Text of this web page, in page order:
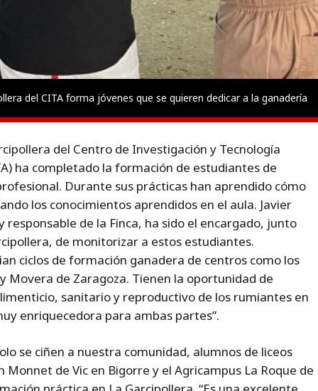
del CITA forma jóvenes que se quieren dedicar a la ganadería
del Centro de Investigación y Tecnología
ha completado la formación de estudiantes de
Durante sus prácticas han aprendido cómo
los conocimientos aprendidos en el aula. Javier
responsable de la Finca, ha sido el encargado, junto
de monitorizar a estos estudiantes.
ciclos de formación ganadera de centros como los
Movera de Zaragoza. Tienen la oportunidad de
sanitario y reproductivo de los rumiantes en
enriquecedora para ambas partes”.
se ciñen a nuestra comunidad, alumnos de liceos
Monnet de Vic en Bigorre y el Agricampus La Roque de